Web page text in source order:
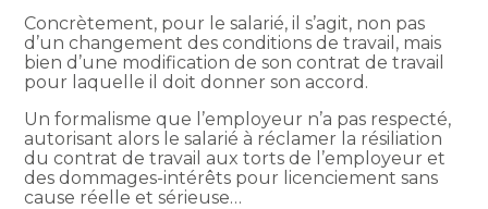
Concrètement, pour le salarié, il s’agit, non pas
d’un changement des conditions de travail, mais
bien d’une modification de son contrat de travail
pour laquelle il doit donner son accord.
Un formalisme que l’employeur n’a pas respecté,
autorisant alors le salarié à réclamer la résiliation
du contrat de travail aux torts de l’employeur et
des dommages-intérêts pour licenciement sans
cause réelle et sérieuse…